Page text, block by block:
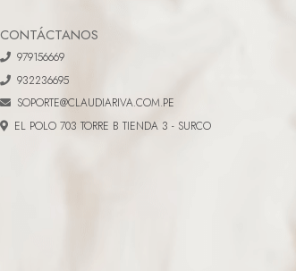
CONTÁCTANOS
979156669
932236695
SOPORTE@CLAUDIARIVA.COM.PE
EL POLO 703 TORRE B TIENDA 3 - SURCO